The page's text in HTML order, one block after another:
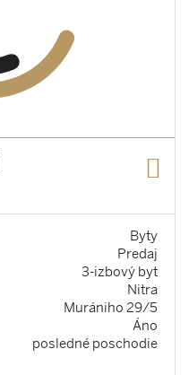
Byty
Predaj
3-izbový byt
Nitra
Murániho 29/5
Áno
posledné poschodie